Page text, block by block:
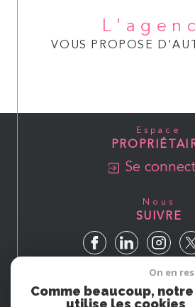
VOUS PROPOSE
Espace
Se
Nous
SUIVRE
GOOGLE
On en
Comme beaucoup,
utilise les cookies